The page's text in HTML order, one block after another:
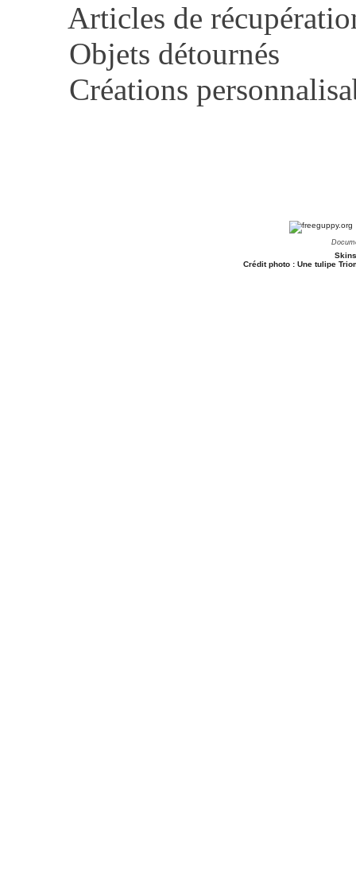
Articles de
Objets détournés
Créations
Crédit photo : Une tulipe